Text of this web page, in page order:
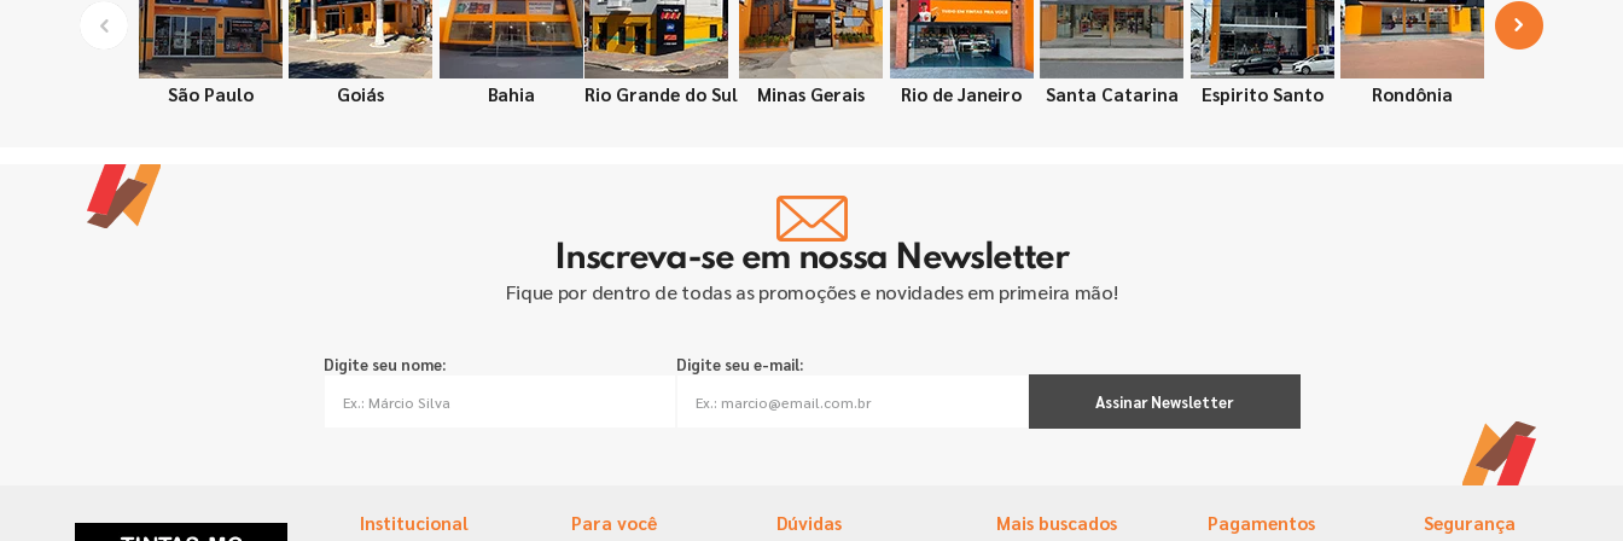
São Paulo Goiás Bahia Rio Grande do Sul Minas Gerais Rio de Janeiro Santa Catarina Espirito Santo Rondônia
Inscreva-se em nossa Newsletter
Fique por dentro de todas as promoções e novidades em primeira mão!
Digite seu nome:
Digite seu e-mail:
Assinar Newsletter
Institucional Para você Dúvidas Mais buscados Pagamentos Segurança